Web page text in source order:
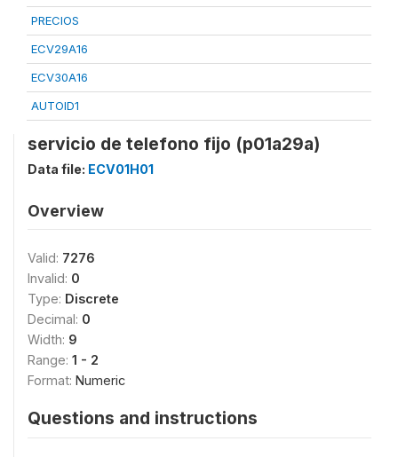
PRECIOS
ECV29A16
ECV30A16
AUTOID1
servicio de telefono fijo (p01a29a)
Data file: ECV01H01
Overview
Valid: 7276
Invalid: 0
Type: Discrete
Decimal: 0
Width: 9
Range: 1 - 2
Format: Numeric
Questions and instructions